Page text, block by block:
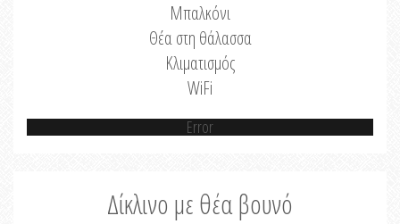
Μπαλκόνι
Θέα στη θάλασσα
Κλιματισμός
WiFi
Error
Δίκλινο με θέα βουνό